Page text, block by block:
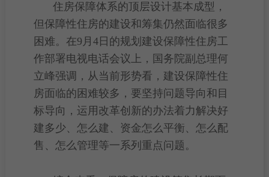
住房保障体系的顶层设计基本成型，
但保障性住房的建设和筹集仍然面临很多
困难。在9月4日的规划建设保障性住房工
作部署电视电话会议上，国务院副总理何
立峰强调，从当前形势看，建设保障性住
房面临的困难较多，要坚持问题导向和目
标导向，运用改革创新的办法着力解决好
建多少、怎么建、资金怎么平衡、怎么配
售、怎么管理等一系列重点问题。